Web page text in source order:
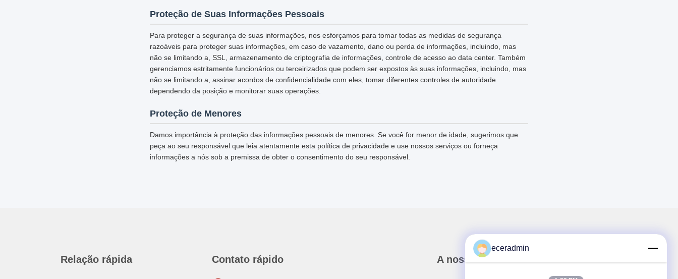
Proteção de Suas Informações Pessoais
Para proteger a segurança de suas informações, nos esforçamos para tomar todas as medidas de segurança
razoáveis para proteger suas informações, em caso de vazamento, dano ou perda de informações, incluindo, mas
não se limitando a, SSL, armazenamento de criptografia de informações, controle de acesso ao data center. Também
gerenciamos estritamente funcionários ou terceirizados que podem ser expostos às suas informações, incluindo, mas
não se limitando a, assinar acordos de confidencialidade com eles, tomar diferentes controles de autoridade
dependendo da posição e monitorar suas operações.
Proteção de Menores
Damos importância à proteção das informações pessoais de menores. Se você for menor de idade, sugerimos que
peça ao seu responsável que leia atentamente esta política de privacidade e use nossos serviços ou forneça
informações a nós sob a premissa de obter o consentimento do seu responsável.
Relação rápida Contato rápido A nossa newsletter
eceradmin